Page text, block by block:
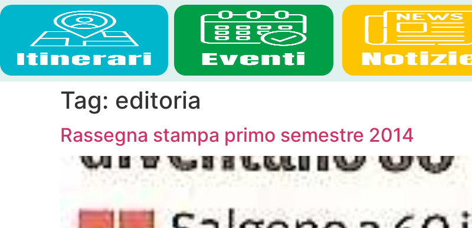
Tag: editoria
Rassegna stampa primo semestre 2014